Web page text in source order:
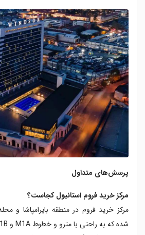
پرسش‌های متداول
مرکز خرید فروم استانبول کجاست؟
مرکز خرید فروم در منطقه بایرامپاشا و
شده که به‌ راحتی با مترو و خطوط M1A و M1B قابل دسترسی است.